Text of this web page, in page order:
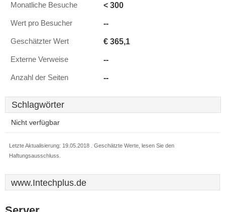
Monatliche Besuche < 300
Wert pro Besucher --
Geschätzter Wert € 365,1
Externe Verweise --
Anzahl der Seiten --
Schlagwörter
Nicht verfügbar
Letzte Aktualisierung: 19.05.2018 . Geschätzte Werte, lesen Sie den
Haftungsausschluss.
www.Intechplus.de